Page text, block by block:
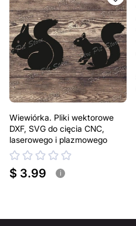
Wiewiórka. Pliki wektorowe
DXF, SVG do cięcia CNC,
laserowego i plazmowego
$ 3.99 i